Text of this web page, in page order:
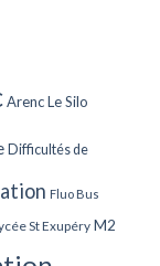
Arenc Le Silo
Difficultés de
Fluo Bus
St ExupéryM2